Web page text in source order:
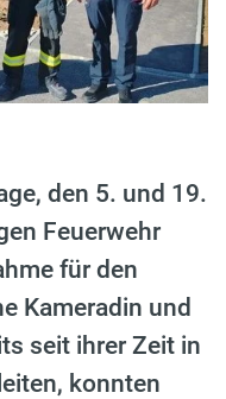
den 5. und 19.
Feuerwehr
für den
Kameradin und
seit ihrer Zeit in
konnten